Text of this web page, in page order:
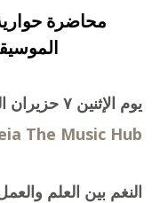
محاضرة
يوم الإثنين ٧ حزيران الساعة ٧ونصف مساءً في
The Music Hub
النغم بين العلم